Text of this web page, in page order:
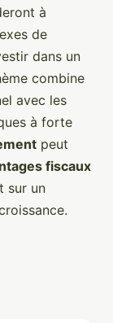
à
de
dans un
combine
avec les
à forte
peut
fiscaux
sur un